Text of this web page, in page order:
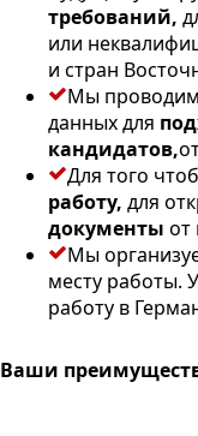
требований,
или
и стран
Мы проводим
данных для
кандидатов,
Для того
работу, для
документы от
Мы
месту работы.
работу в
Ваши